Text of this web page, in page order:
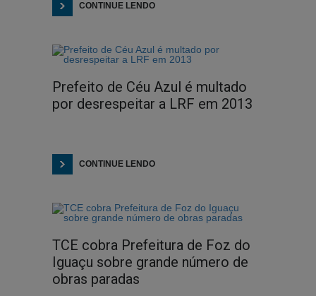
CONTINUE LENDO
Prefeito de Céu Azul é multado
por desrespeitar a LRF em 2013
CONTINUE LENDO
TCE cobra Prefeitura de Foz do
Iguaçu sobre grande número de
obras paradas